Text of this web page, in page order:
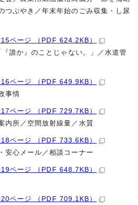
つぶやき／年末年始のごみ収集・し尿
ページ （PDF 624.2KB）
誰か』のことじゃない。」／水道管
ページ （PDF 649.9KB）
事情
ページ （PDF 729.7KB）
内所／空間放射線量／水質
ページ （PDF 733.6KB）
安心メール／相談コーナー
ページ （PDF 648.7KB）
ページ （PDF 709.1KB）